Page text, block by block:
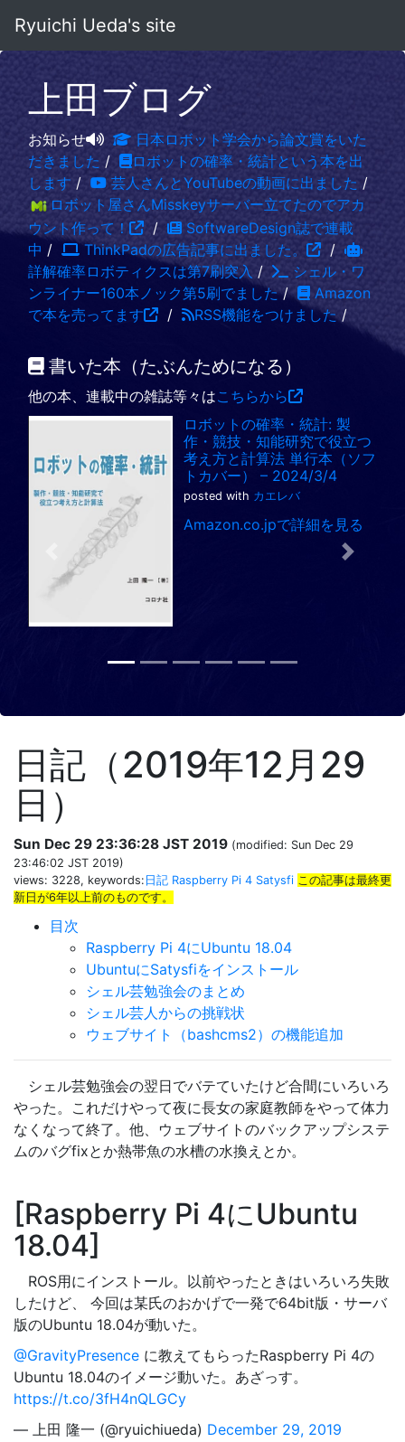
Ryuichi Ueda's site
上田ブログ
お知らせ
日本ロボット学会から論文賞をいた
だきました /
ロボットの確率・統計という本を出
します / 芸人さんとYouTubeの動画に出ました /
ロボット屋さんMisskeyサーバー立てたのでアカ
ウント作って！
/
SoftwareDesign誌で連載
中 / ThinkPadの広告記事に出ました。
/
詳解確率ロボティクスは第7刷突入 /
シェル・ワ
ンライナー160本ノック第5刷でました/
Amazon
で本を売ってます
/ RSS機能をつけました /
書いた本（たぶんためになる）
他の本、連載中の雑誌等々はこちらから
ロボットの確率・統計: 製
作・競技・知能研究で役立つ
考え方と計算法 単行本（ソフ
トカバー） – 2024/3/4
posted with カエレバ
Amazon.co.jpで詳細を見る
Previous Next
日記（2019年12月29
日）
Sun Dec 29 23:36:28 JST 2019 (modified: Sun Dec 29
23:46:02 JST 2019)
views: 3228, keywords: 日記 Raspberry Pi 4 Satysfi この記事は最終更
新日が6年以上前のものです。
目次
Raspberry Pi 4にUbuntu 18.04
UbuntuにSatysfiをインストール
シェル芸勉強会のまとめ
シェル芸人からの挑戦状
ウェブサイト（bashcms2）の機能追加
シェル芸勉強会の翌日でバテていたけど合間にいろいろ
やった。これだけやって夜に長女の家庭教師をやって体力
なくなって終了。他、ウェブサイトのバックアップシステ
ムのバグfixとか熱帯魚の水槽の水換えとか。
Raspberry Pi 4にUbuntu
18.04
ROS用にインストール。以前やったときはいろいろ失敗
したけど、 今回は某氏のおかげで一発で64bit版・サーバ
版のUbuntu 18.04が動いた。
@GravityPresence に教えてもらったRaspberry Pi 4の
Ubuntu 18.04のイメージ動いた。あざっす。
https://t.co/3fH4nQLGCy
— 上田 隆一 (@ryuichiueda) December 29, 2019